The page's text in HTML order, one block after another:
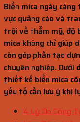
Biển mica ngày
vực quảng cáo và
trội về thẩm mỹ, độ
mica không chỉ giúp
còn góp phần tạo
chuyên nghiệp.
thiết kế biển mica
yếu tố cần lưu ý khi
4 Lý Do Công